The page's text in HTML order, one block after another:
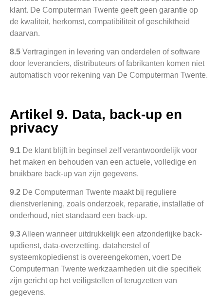
klant. De Computerman Twente geeft geen garantie op
de kwaliteit, herkomst, compatibiliteit of geschiktheid
daarvan.
8.5 Vertragingen in levering van onderdelen of software
door leveranciers, distributeurs of fabrikanten komen niet
automatisch voor rekening van De Computerman Twente.
Artikel 9. Data, back-up en
privacy
9.1 De klant blijft in beginsel zelf verantwoordelijk voor
het maken en behouden van een actuele, volledige en
bruikbare back-up van zijn gegevens.
9.2 De Computerman Twente maakt bij reguliere
dienstverlening, zoals onderzoek, reparatie, installatie of
onderhoud, niet standaard een back-up.
9.3Alleen wanneer uitdrukkelijk een afzonderlijke back-
updienst, data-overzetting, dataherstel of
systeemkopiedienst is overeengekomen, voert De
Computerman Twente werkzaamheden uit die specifiek
zijn gericht op het veiligstellen of terugzetten van
gegevens.